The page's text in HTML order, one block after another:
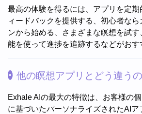
最高の体験を得るには、アプリを定期
ィードバックを提供する、初心者な
ンから始める、さまざまな瞑想を試
能を使って進捗を追跡するなどがおす
他の瞑想アプリとどう違う
Exhale AIの最大の特徴は、お客様の
に基づいたパーソナライズされたAIア